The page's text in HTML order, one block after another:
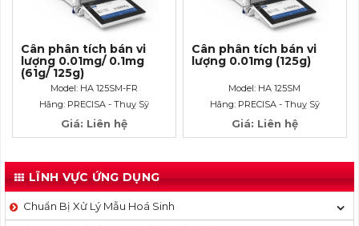
Cân phân tích bán vi
lượng 0.01mg/ 0.1mg
(61g/ 125g)
Model: HA 125SM-FR
Hãng: PRECISA - Thuỵ Sỹ
Giá: Liên hệ
Cân phân tích bán vi
lượng 0.01mg (125g)
Model: HA 125SM
Hãng: PRECISA - Thuỵ Sỹ
Giá: Liên hệ
LĨNH VỰC ỨNG DỤNG
Chuẩn Bị Xử Lý Mẫu Hoá Sinh